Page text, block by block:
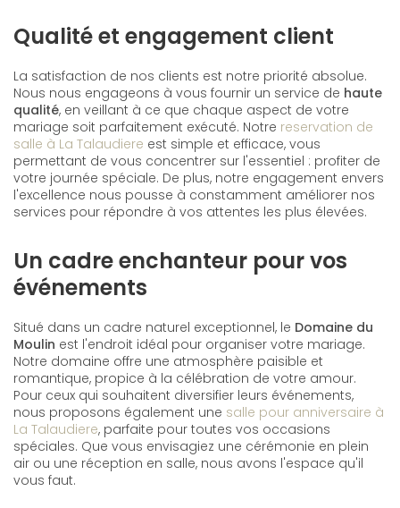
Qualité et engagement client
La satisfaction de nos clients est notre priorité absolue.
Nous nous engageons à vous fournir un service de haute
qualité, en veillant à ce que chaque aspect de votre
mariage soit parfaitement exécuté. Notre reservation de
salle à La Talaudiere est simple et efficace, vous
permettant de vous concentrer sur l'essentiel : profiter de
votre journée spéciale. De plus, notre engagement envers
l'excellence nous pousse à constamment améliorer nos
services pour répondre à vos attentes les plus élevées.
Un cadre enchanteur pour vos
événements
Situé dans un cadre naturel exceptionnel, le Domaine du
Moulin est l'endroit idéal pour organiser votre mariage.
Notre domaine offre une atmosphère paisible et
romantique, propice à la célébration de votre amour.
Pour ceux qui souhaitent diversifier leurs événements,
nous proposons également une salle pour anniversaire à
La Talaudiere, parfaite pour toutes vos occasions
spéciales. Que vous envisagiez une cérémonie en plein
air ou une réception en salle, nous avons l'espace qu'il
vous faut.